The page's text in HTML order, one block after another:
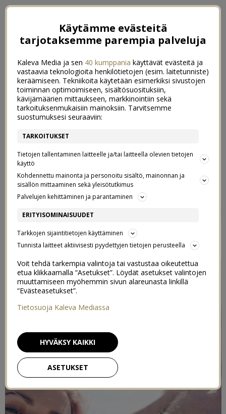
NELJÄ VUOTTA SITTEN
ELÄMÄ MUUTTUI
20/05/2021
Käytämme evästeitä
tarjotaksemme parempia palveluja
Kaleva Media ja sen 40 kumppania käyttävät evästeitä ja
vastaavia teknologioita henkilötietojen (esim. laitetunniste)
keräämiseen. Tekniikoita käytetään esimerkiksi sivustojen
toiminnan optimoimiseen, sisältösuosituksiin,
kävijämäärien mittaukseen, markkinointiin sekä
tarkoituksenmukaisiin mainoksiin. Tarvitsemme
suostumuksesi seuraaviin:
TARKOITUKSET
Tietojen tallentaminen laitteelle ja/tai laitteella olevien tietojen
käyttö
Kohdennettu mainonta ja personoitu sisältö, mainonnan ja
sisällön mittaaminen sekä yleisötutkimus
Palvelujen kehittäminen ja parantaminen
ERITYISOMINAISUUDET
Tarkkojen sijaintitietojen käyttäminen
Tunnista laitteet aktiivisesti pyydettyjen tietojen perusteella
Voit tehdä tarkempia valintoja tai vastustaa oikeutettua
etua klikkaamalla “Asetukset”. Löydät asetukset valintojen
muuttamiseen myöhemmin sivun alareunasta linkillä
“Evästeasetukset”.
Tietosuoja Kaleva Mediassa
ASETUKSET
HYVÄKSY KAIKKI